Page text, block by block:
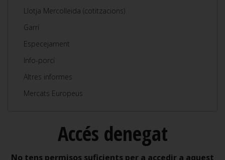
Llotja Mercolleida (cotitzacions)
Garrí
Especejament
Info-porcí
Altres informes
Mercats Europeus
Accés denegat
No tens permisos suficients per a accedir a aquest